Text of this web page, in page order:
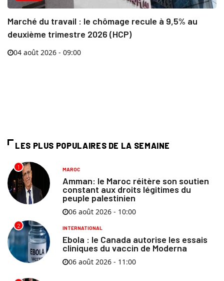
Marché du travail : le chômage recule à 9,5% au
deuxième trimestre 2026 (HCP)
04 août 2026 - 09:00
LES PLUS POPULAIRES DE LA SEMAINE
1 MAROC
Amman: le Maroc réitère son soutien
constant aux droits légitimes du
peuple palestinien
06 août 2026 - 10:00
2 INTERNATIONAL
Ebola : le Canada autorise les essais
cliniques du vaccin de Moderna
06 août 2026 - 11:00